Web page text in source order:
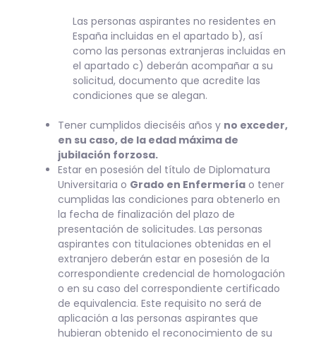
Las personas aspirantes no residentes en
España incluidas en el apartado b), así
como las personas extranjeras incluidas en
el apartado c) deberán acompañar a su
solicitud, documento que acredite las
condiciones que se alegan.
Tener cumplidos dieciséis años y no exceder,
en su caso, de la edad máxima de
jubilación forzosa.
Estar en posesión del título de Diplomatura
Universitaria o Grado en Enfermería o tener
cumplidas las condiciones para obtenerlo en
la fecha de finalización del plazo de
presentación de solicitudes. Las personas
aspirantes con titulaciones obtenidas en el
extranjero deberán estar en posesión de la
correspondiente credencial de homologación
o en su caso del correspondiente certificado
de equivalencia. Este requisito no será de
aplicación a las personas aspirantes que
hubieran obtenido el reconocimiento de su